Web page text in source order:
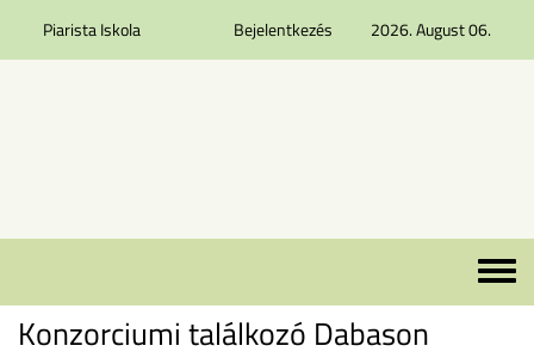
2026. August 06.
Piarista Iskola
Bejelentkezés
Toggle
Konzorciumi találkozó Dabason